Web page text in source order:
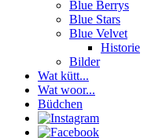
Blue Berrys
Blue Stars
Blue Velvet
Historie
Bilder
Wat kütt...
Wat woor...
Büdchen